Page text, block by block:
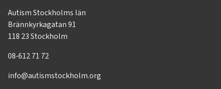
Autism Stockholms län
Brännkyrkagatan 91
118 23 Stockholm
08-612 71 72
info@autismstockholm.org